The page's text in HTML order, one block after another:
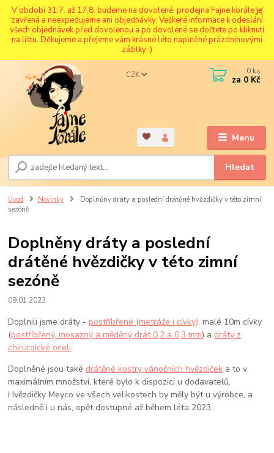
V období 31.7. až 17.8. budeme na dovolené, prodejna Fajne korále je
zavřená a neexpedujeme ani objednávky. Veškeré informace k odeslání
všech objednávek před dovolenou a po dovolené se dočtete po kliknutí
na lištu. Děkujeme a přejeme vám krásné léto naplněné prázdninovými
zážitky :)
Menu
CZK
Hledat
0 ks
za 0 Kč
Úvod Novinky
Doplněny dráty a poslední drátěné hvězdičky v této zimní
sezóně
Doplněny dráty a poslední
drátěné hvězdičky v této zimní
sezóně
09.01.2023
Doplnili jsme dráty - postříbřené (metráže i cívky), malé 10m cívky
(postříbřený, mosazný a měděný drát 0,2 a 0,3 mm) a dráty z
chirurgické oceli.
Doplněné jsou také drátěné kostry vánočních hvězdiček a to v
maximálním množství, které bylo k dispozici u dodavatelů.
Hvězdičky Meyco ve všech velikostech by měly být u výrobce, a
následně i u nás, opět dostupné až během léta 2023.